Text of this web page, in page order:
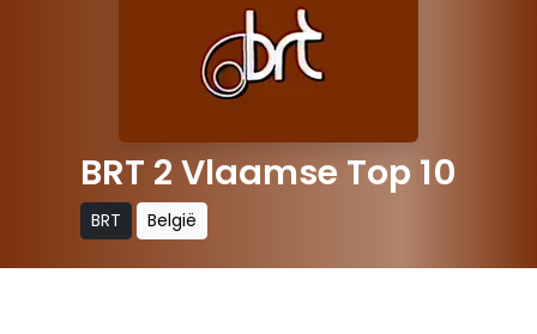
BRT 2 Vlaamse Top 10
BRT België